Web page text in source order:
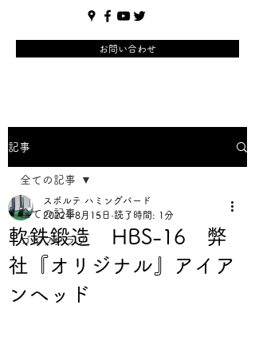
お問い合わせ
記事
全ての記事
ゴルフクラブ
全ての記事
軟鉄鍛造 HBS-16 弊
社『オリジナル』アイア
ンヘッド
スポルテ ハミングバード
2022年8月15日 読了時間: 1分